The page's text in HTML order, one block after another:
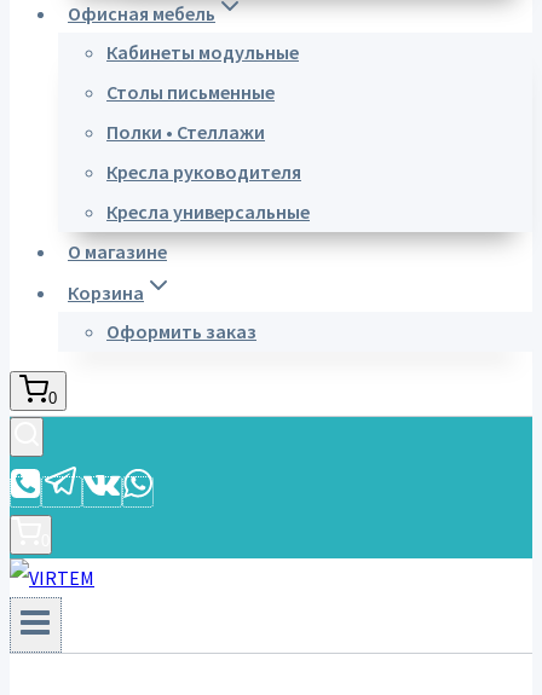
Офисная мебель
Кабинеты модульные
Столы письменные
Полки • Стеллажи
Кресла руководителя
Кресла универсальные
О магазине
Корзина
Оформить заказ
0